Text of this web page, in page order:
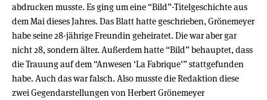
abdrucken musste. Es ging um eine “Bild”-Titelgeschichte aus
dem Mai dieses Jahres. Das Blatt hatte geschrieben, Grönemeyer
habe seine 28-jährige Freundin geheiratet. Die war aber gar
nicht 28, sondern älter. Außerdem hatte “Bild” behauptet, dass
die Trauung auf dem “Anwesen ‘La Fabrique'” stattgefunden
habe. Auch das war falsch. Also musste die Redaktion diese
zwei Gegendarstellungen von Herbert Grönemeyer